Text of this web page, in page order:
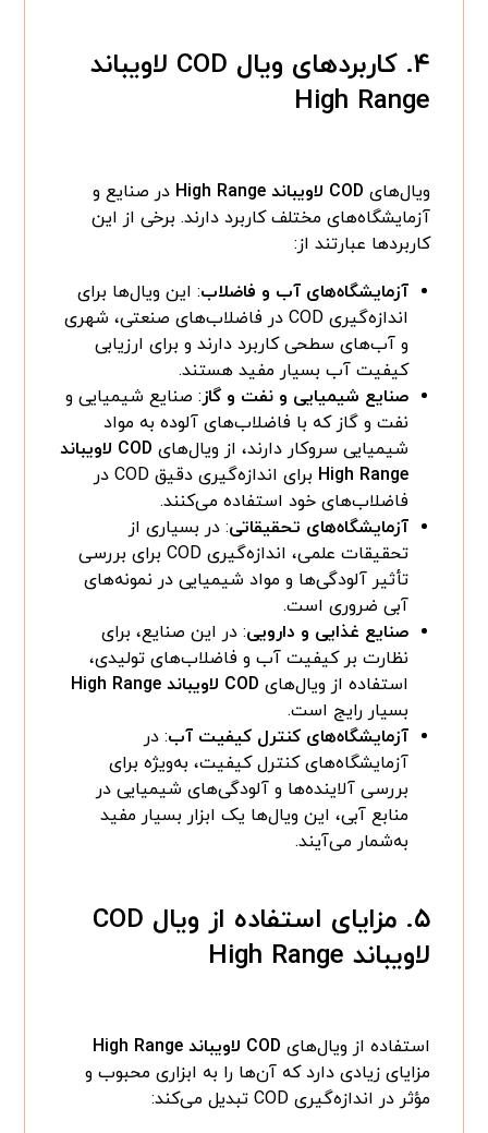
۴. کاربردهای ویال COD لاویباند
High Range
ویال‌های COD لاویباند High Range
در صنایع و
آزمایشگاه‌های مختلف کاربرد دارند. برخی از این
کاربردها عبارتند از:
آزمایشگاه‌های آب و فاضلاب: این ویال‌ها برای
اندازه‌گیری COD در فاضلاب‌های صنعتی، شهری
و آب‌های سطحی کاربرد دارند و برای ارزیابی
کیفیت آب بسیار مفید هستند.
صنایع شیمیایی و نفت و گاز: صنایع شیمیایی و
نفت و گاز که با فاضلاب‌های آلوده به مواد
شیمیایی سروکار دارند، از ویال‌های
COD لاویباند
High Range
برای اندازه‌گیری دقیق COD در
فاضلاب‌های خود استفاده می‌کنند.
آزمایشگاه‌های تحقیقاتی: در بسیاری از
تحقیقات علمی، اندازه‌گیری COD برای بررسی
تأثیر آلودگی‌ها و مواد شیمیایی در نمونه‌های
آبی ضروری است.
صنایع غذایی و دارویی: در این صنایع، برای
نظارت بر کیفیت آب و فاضلاب‌های تولیدی،
استفاده از ویال‌های COD لاویباند High Range
بسیار رایج است.
آزمایشگاه‌های کنترل کیفیت آب: در
آزمایشگاه‌های کنترل کیفیت، به‌ویژه برای
بررسی آلاینده‌ها و آلودگی‌های شیمیایی در
منابع آبی، این ویال‌ها یک ابزار بسیار مفید
به‌شمار می‌آیند.
۵. مزایای استفاده از ویال COD
لاویباند High Range
استفاده از ویال‌های COD لاویباند High Range
مزایای زیادی دارد که آن‌ها را به ابزاری محبوب و
مؤثر در اندازه‌گیری COD تبدیل می‌کند: